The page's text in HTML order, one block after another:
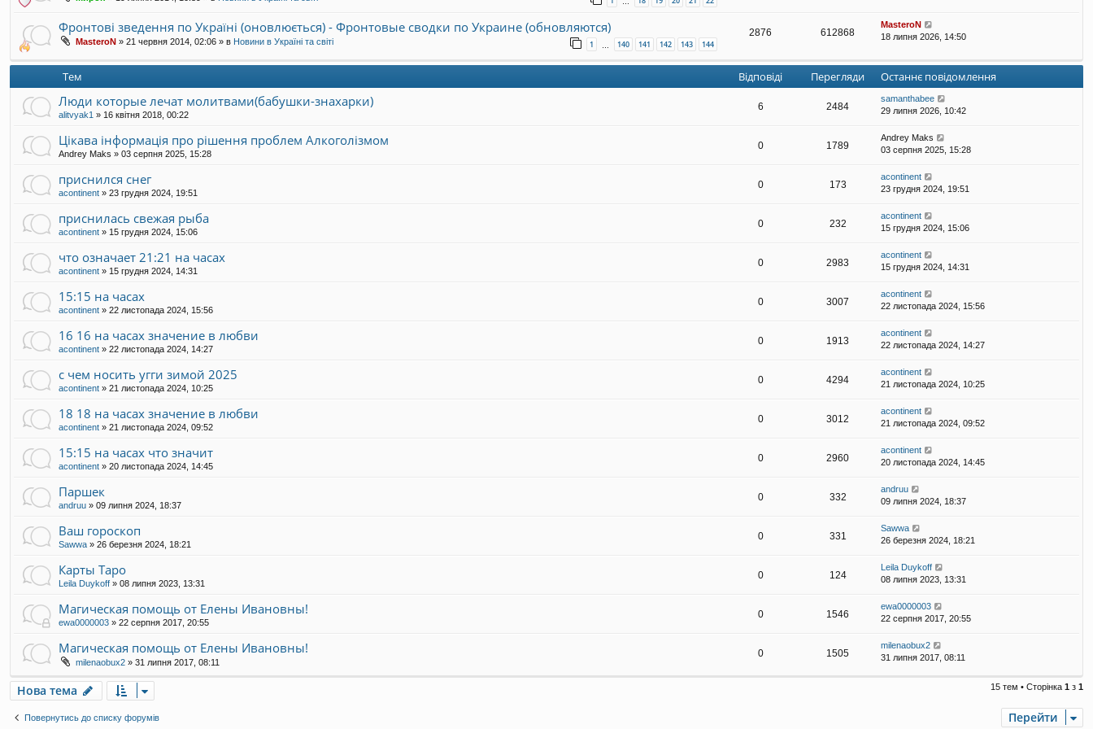
…
Фронтові зведення по Україні (оновлюється) - Фронтовые сводки по Украине (обновляются)
MasteroN » 21 червня 2014, 02:06 » в Новини в Україні та світі 1 … 140 141 142 143 144
2876 612868
MasteroN
18 липня 2026, 14:50
Тем Відповіді Перегляди Останнє повідомлення
Люди которые лечат молитвами(бабушки-знахарки)
alitvyak1 » 16 квітня 2018, 00:22
6 2484
samanthabee
29 липня 2026, 10:42
Цікава інформація про рішення проблем Алкоголізмом
Andrey Maks » 03 серпня 2025, 15:28
0 1789
Andrey Maks
03 серпня 2025, 15:28
приснился снег
acontinent » 23 грудня 2024, 19:51
0 173
acontinent
23 грудня 2024, 19:51
приснилась свежая рыба
acontinent » 15 грудня 2024, 15:06
0 232
acontinent
15 грудня 2024, 15:06
что означает 21:21 на часах
acontinent » 15 грудня 2024, 14:31
0 2983
acontinent
15 грудня 2024, 14:31
15:15 на часах
acontinent » 22 листопада 2024, 15:56
0 3007
acontinent
22 листопада 2024, 15:56
16 16 на часах значение в любви
acontinent » 22 листопада 2024, 14:27
0 1913
acontinent
22 листопада 2024, 14:27
с чем носить угги зимой 2025
acontinent » 21 листопада 2024, 10:25
0 4294
acontinent
21 листопада 2024, 10:25
18 18 на часах значение в любви
acontinent » 21 листопада 2024, 09:52
0 3012
acontinent
21 листопада 2024, 09:52
15:15 на часах что значит
acontinent » 20 листопада 2024, 14:45
0 2960
acontinent
20 листопада 2024, 14:45
Паршек
andruu » 09 липня 2024, 18:37
0 332
andruu
09 липня 2024, 18:37
Ваш гороскоп
Sawwa » 26 березня 2024, 18:21
0 331
Sawwa
26 березня 2024, 18:21
Карты Таро
Leila Duykoff » 08 липня 2023, 13:31
0 124
Leila Duykoff
08 липня 2023, 13:31
Магическая помощь от Елены Ивановны!
ewa0000003 » 22 серпня 2017, 20:55
0 1546
ewa0000003
22 серпня 2017, 20:55
Магическая помощь от Елены Ивановны!
milenaobux2 » 31 липня 2017, 08:11
0 1505
milenaobux2
31 липня 2017, 08:11
Нова тема 15 тем • Сторінка 1 з 1
Повернутись до списку форумів Перейти